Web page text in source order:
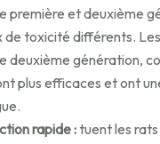
première et deuxième
de toxicité différents. Les
deuxième génération,
plus efficaces et ont
rapide :tuent les